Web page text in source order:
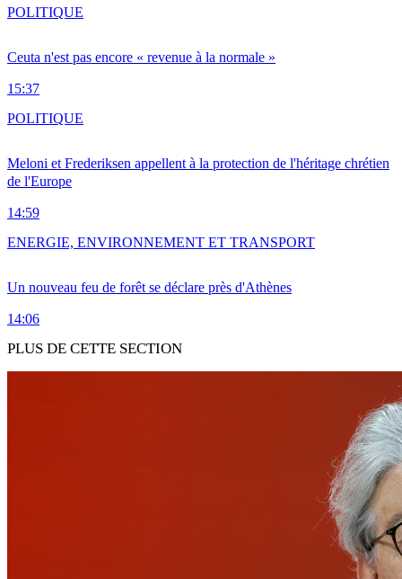
Ceuta n'est pas encore « revenue à la normale »
15:37
POLITIQUE
Meloni et Frederiksen appellent à la protection de l'héritage chrétien
de l'Europe
14:59
POLITIQUE
Un nouveau feu de forêt se déclare près d'Athènes
14:06
ENERGIE, ENVIRONNEMENT ET TRANSPORT
PLUS DE CETTE SECTION